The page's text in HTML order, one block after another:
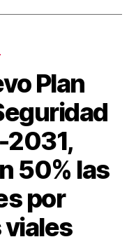
Plan
50% las
por